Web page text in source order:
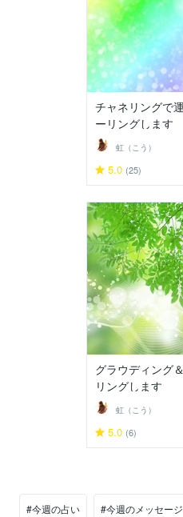
チャネリングで
ーリングします
虹（こう）
5.0 (25)
グラウディング
リングします
虹（こう）
5.0 (6)
#今週の占い #今週のメッセージ